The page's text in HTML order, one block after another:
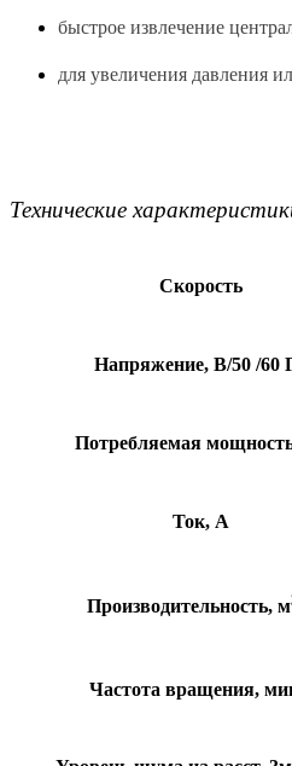
быстрое извлечение
для увеличения давления
Технические
Скорость
Напряжение, В/50 /60
Потребляемая
Ток, А
Производительность, м
Частота вращения,